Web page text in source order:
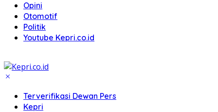
Opini
Otomotif
Politik
Youtube Kepri.co.id
Terverifikasi Dewan Pers
Kepri